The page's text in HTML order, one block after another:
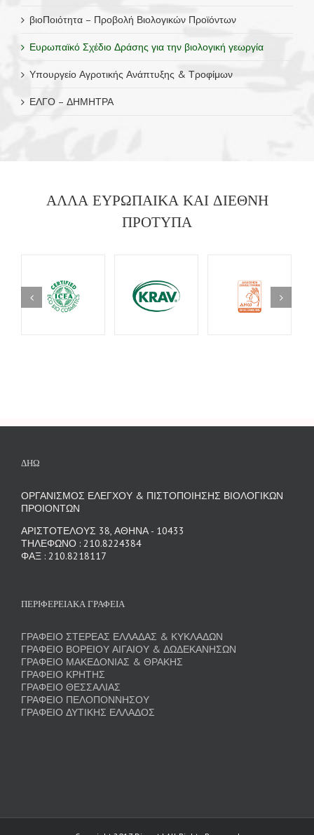
βιοΠοιότητα – Προβολή Βιολογικών Προϊόντων
Ευρωπαϊκό Σχέδιο Δράσης για την βιολογική γεωργία
Υπουργείο Αγροτικής Ανάπτυξης & Τροφίμων
ΕΛΓΟ – ΔΗΜΗΤΡΑ
ΑΛΛΑ ΕΥΡΩΠΑΙΚΑ ΚΑΙ ΔΙΕΘΝΗ
ΠΡΟΤΥΠΑ
ΔΗΩ
ΟΡΓΑΝΙΣΜΟΣ ΕΛΕΓΧΟΥ & ΠΙΣΤΟΠΟΙΗΣΗΣ ΒΙΟΛΟΓΙΚΩΝ
ΠΡΟΙΟΝΤΩΝ
ΑΡΙΣΤΟΤΕΛΟΥΣ 38, ΑΘΗΝΑ - 10433
ΤΗΛΕΦΩΝΟ : 210.8224384
ΦΑΞ : 210.8218117
ΠΕΡΙΦΕΡΕΙΑΚΑ ΓΡΑΦΕΙΑ
ΓΡΑΦΕΙΟ ΣΤΕΡΕΑΣ ΕΛΛΑΔΑΣ & ΚΥΚΛΑΔΩΝ
ΓΡΑΦΕΙΟ ΒΟΡΕΙΟΥ ΑΙΓΑΙΟΥ & ΔΩΔΕΚΑΝΗΣΩΝ
ΓΡΑΦΕΙΟ ΜΑΚΕΔΟΝΙΑΣ & ΘΡΑΚΗΣ
ΓΡΑΦΕΙΟ ΚΡΗΤΗΣ
ΓΡΑΦΕΙΟ ΘΕΣΣΑΛΙΑΣ
ΓΡΑΦΕΙΟ ΠΕΛΟΠΟΝΝΗΣΟΥ
ΓΡΑΦΕΙΟ ΔΥΤΙΚΗΣ ΕΛΛΑΔΟΣ